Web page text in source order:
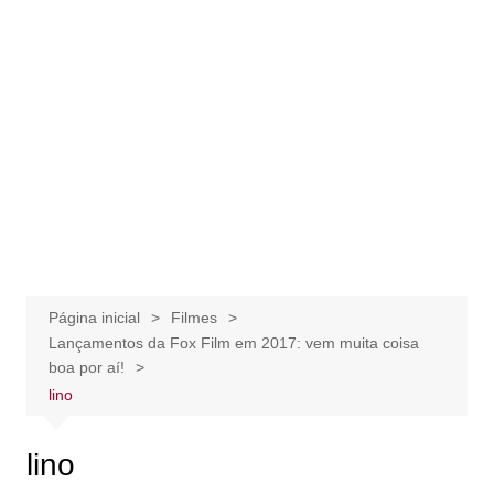
Página inicial
Filmes
Lançamentos da Fox Film em 2017: vem muita coisa
boa por aí!
lino
lino